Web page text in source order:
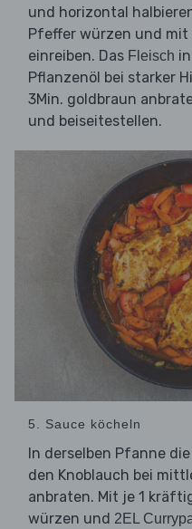
und horizontal
Pfeffer würzen und mit
einreiben. Das Fleisch
Pflanzenöl bei starker
3Min. goldbraun
und beiseitestellen.
5. Sauce köcheln
In derselben Pfanne die
den Knoblauch bei
anbraten. Mit je 1
würzen und 2EL